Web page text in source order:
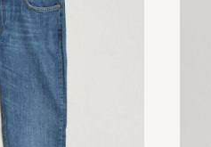
E GEKAUFT AM AUF
och snyggt
GEKAUFT AM AUF